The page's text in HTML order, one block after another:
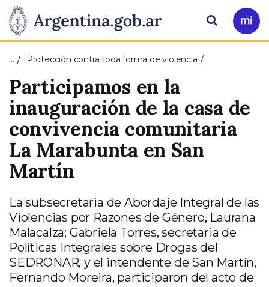
Presidencia
de
la
Nación
Pasar al contenido principal
Ir
a
Buscar
… Protección contra toda forma de violencia
Participamos en la
inauguración de la casa de
convivencia comunitaria
La Marabunta en San
Martín
La subsecretaria de Abordaje Integral de las
Violencias por Razones de Género, Laurana
Malacalza; Gabriela Torres, secretaria de
Políticas Integrales sobre Drogas del
SEDRONAR, y el intendente de San Martín,
Fernando Moreira, participaron del acto de